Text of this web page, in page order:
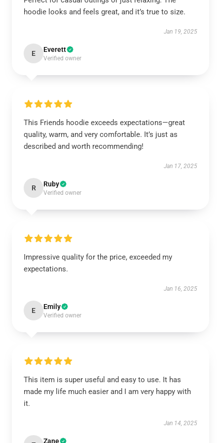
hoodie looks and feels great, and it’s true to size.
Jan 19, 2025
E Everett
Verified owner
This Friends hoodie exceeds expectations—great
quality, warm, and very comfortable. It’s just as
described and worth recommending!
Jan 17, 2025
R Ruby
Verified owner
Impressive quality for the price, exceeded my
expectations.
Jan 16, 2025
E Emily
Verified owner
This item is super useful and easy to use. It has
made my life much easier and I am very happy with
it.
Jan 14, 2025
Zane